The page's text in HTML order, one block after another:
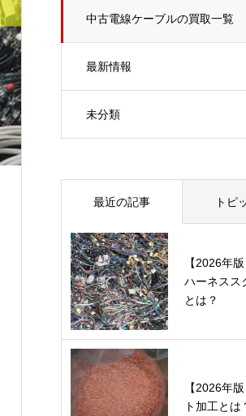
中古電線ケーブルの買取一覧
最新情報
未分類
最近の記事 トピ
【2026年
ハーネスス
とは？
【2026年
ト加工とは